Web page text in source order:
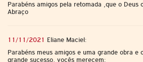
Parabéns amigos pela retomada ,que o Deus
Abraço
11/11/2021 Eliane Maciel:
Parabéns meus amigos e uma grande obra e
grande sucesso, vocês merecem;